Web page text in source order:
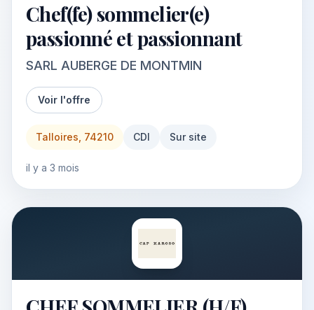
Chef(fe) sommelier(e)
passionné et passionnant
SARL AUBERGE DE MONTMIN
Voir l'offre
Talloires, 74210 CDI Sur site
il y a 3 mois